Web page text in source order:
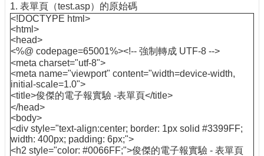
導
技
術
論
壇
產
業
專
欄
1. 表單頁（test.asp）的原始碼
<!DOCTYPE html>
<html>
<head>
<%@ codepage=65001%><!-- 強制轉成 UTF-8 -->
<meta charset="utf-8">
<meta name="viewport" content="width=device-width,
initial-scale=1.0">
<title>俊傑的電子報實驗 -表單頁</title>
</head>
<body>
<div style="text-align:center; border: 1px solid #3399FF;
width: 400px; padding: 6px;">
<h2 style="color: #0066FF;">俊傑的電子報實驗 - 表單頁